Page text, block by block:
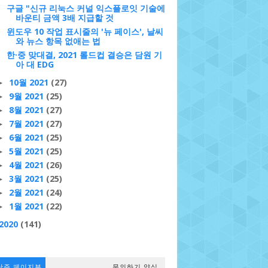
구글 "신규 리눅스 커널 익스플로잇 기술에
바운티 금액 3배 지급할 것
윈도우 10 작업 표시줄의 '뉴 페이스', 날씨
와 뉴스 항목 없애는 법
한·중 맞대결, 2021 롤드컵 결승은 담원 기
아 대 EDG
10월 2021 (27)
9월 2021 (25)
8월 2021 (27)
7월 2021 (27)
6월 2021 (25)
5월 2021 (25)
4월 2021 (26)
3월 2021 (25)
2월 2021 (24)
1월 2021 (22)
(141)